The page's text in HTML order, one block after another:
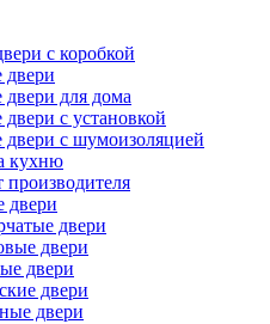
с коробкой
двери
для дома
с установкой
с шумоизоляцией
кухню
производителя
двери
двери
двери
двери
двери
двери